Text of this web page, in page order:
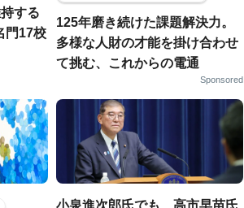
する
門17校
125年磨き続けた課題解決力。
多様な人財の才能を掛け合わせ
て挑む、これからの電通
Sponsored
小泉進次郎氏でも、高市早苗氏